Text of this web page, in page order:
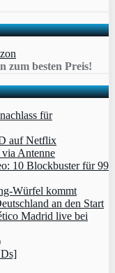
zum besten Preis!
für
auf Netflix
Antenne
10 Blockbuster für 99
Würfel kommt
an den Start
Madrid live bei